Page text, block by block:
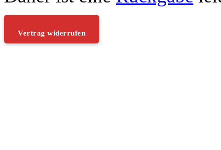
Vertrag widerrufen